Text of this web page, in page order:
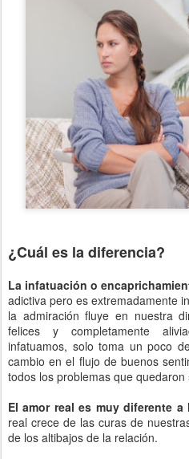
¿Cuál es la diferencia?
La infatuación o
adictiva pero es extremadamente
la admiración fluye en nuestra
felices y completamente
infatuamos, solo toma un poco
cambio en el flujo de buenos
todos los problemas que
El amor real es muy diferente a
real crece de las curas de
de los altibajos de la relación.